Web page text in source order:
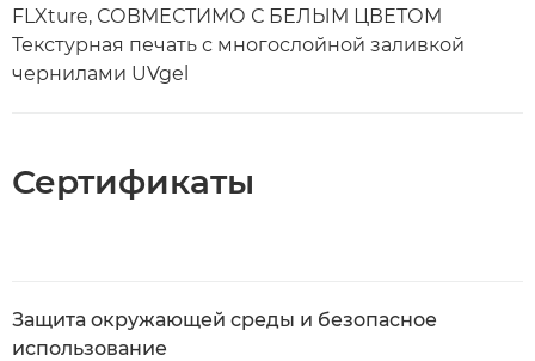
FLXture, СОВМЕСТИМО С БЕЛЫМ ЦВЕТОМ
Текстурная печать с многослойной заливкой
чернилами UVgel
Сертификаты
Защита окружающей среды и безопасное
использование